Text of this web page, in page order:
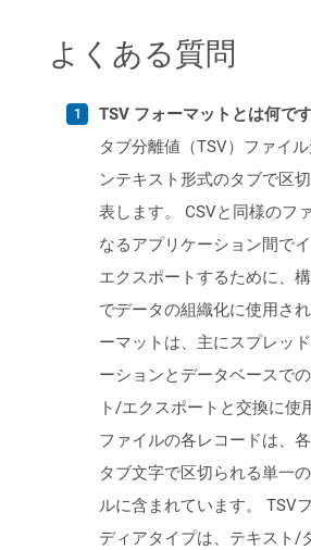
よくある質問
TSV フォーマットとは何で
タブ分離値（TSV）ファイ
ンテキスト形式のタブで区
表します。 CSVと同様のフ
なるアプリケーション間で
エクスポートするために、
でデータの組織化に使用さ
ーマットは、主にスプレッ
ーションとデータベースで
ト/エクスポートと交換に使
ファイルの各レコードは、
タブ文字で区切られる単一
ルに含まれています。 TSV
ディアタイプは、テキスト/